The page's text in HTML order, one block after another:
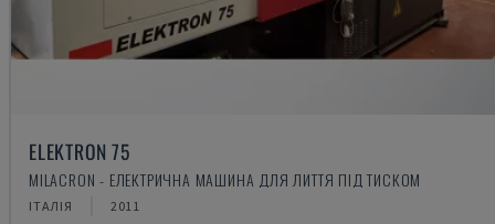
ELEKTRON 75
MILACRON - ЕЛЕКТРИЧНА МАШИНА ДЛЯ ЛИТТЯ ПІД ТИСКОМ
ІТАЛІЯ 2011